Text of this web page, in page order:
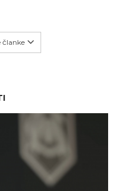
članke